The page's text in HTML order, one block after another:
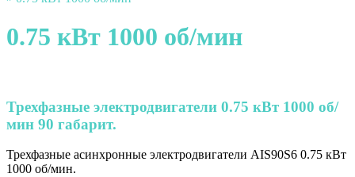
0.75 кВт 1000 об/мин
Трехфазные электродвигатели 0.75 кВт 1000 об/
мин 90 габарит.
Трехфазные асинхронные электродвигатели AIS90S6 0.75 кВт
1000 об/мин.